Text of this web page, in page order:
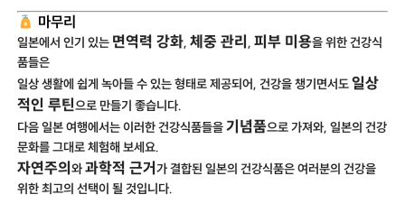
마무리
일본에서 인기 있는 면역력 강화,체중 관리,피부 미용을 위한 건강식
품들은
일상 생활에 쉽게 녹아들 수 있는 형태로 제공되어, 건강을 챙기면서도일상
적인 루틴으로 만들기 좋습니다.
다음 일본 여행에서는 이러한 건강식품들을기념품으로 가져와, 일본의 건강
문화를 그대로 체험해 보세요.
자연주의와과학적 근거가 결합된 일본의 건강식품은 여러분의 건강을
위한 최고의 선택이 될 것입니다.